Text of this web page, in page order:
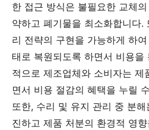
한 접근 방식은 불필요한 교체
약하고 폐기물을 최소화합니다.
리 전략의 구현을 가능하게 하
태로 복원되도록 하면서 비용을
적으로 제조업체와 소비자는 제
면서 비용 절감의 혜택을 누릴
또한, 수리 및 유지 관리 중 분
진하고 제품 처분의 환경적 영